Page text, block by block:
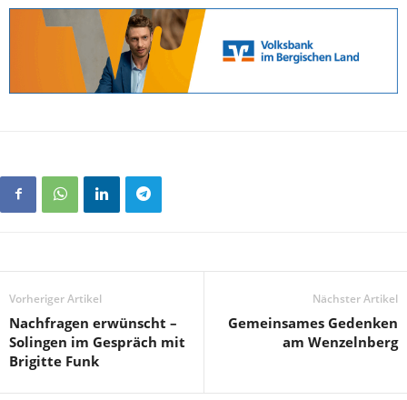
Vorheriger Artikel
Nachfragen erwünscht –
Solingen im Gespräch mit
Brigitte Funk
Nächster Artikel
Gemeinsames Gedenken
am Wenzelnberg